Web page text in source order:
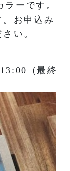
ーです。
お申込み
い。
（最終